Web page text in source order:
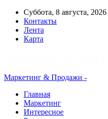
Суббота, 8 августа, 2026
Контакты
Лента
Карта
Маркетинг & Продажи -
Главная
Маркетинг
Интересное